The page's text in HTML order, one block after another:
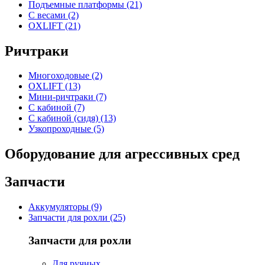
Подъемные платформы (21)
С весами (2)
OXLIFT (21)
Ричтраки
Многоходовые (2)
OXLIFT (13)
Мини-ричтраки (7)
С кабиной (7)
С кабиной (сидя) (13)
Узкопроходные (5)
Оборудование для агрессивных сред
Запчасти
Аккумуляторы (9)
Запчасти для рохли (25)
Запчасти для рохли